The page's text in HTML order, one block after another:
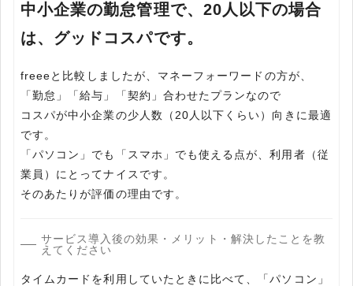
中小企業の勤怠管理で、20人以下の場合
は、グッドコスパです。
freeeと比較しましたが、マネーフォーワードの方が、
「勤怠」「給与」「契約」合わせたプランなので
コスパが中小企業の少人数（20人以下くらい）向きに最適
です。
「パソコン」でも「スマホ」でも使える点が、利用者（従
業員）にとってナイスです。
そのあたりが評価の理由です。
サービス導入後の効果・メリット・解決したことを教
えてください
タイムカードを利用していたときに比べて、「パソコン」